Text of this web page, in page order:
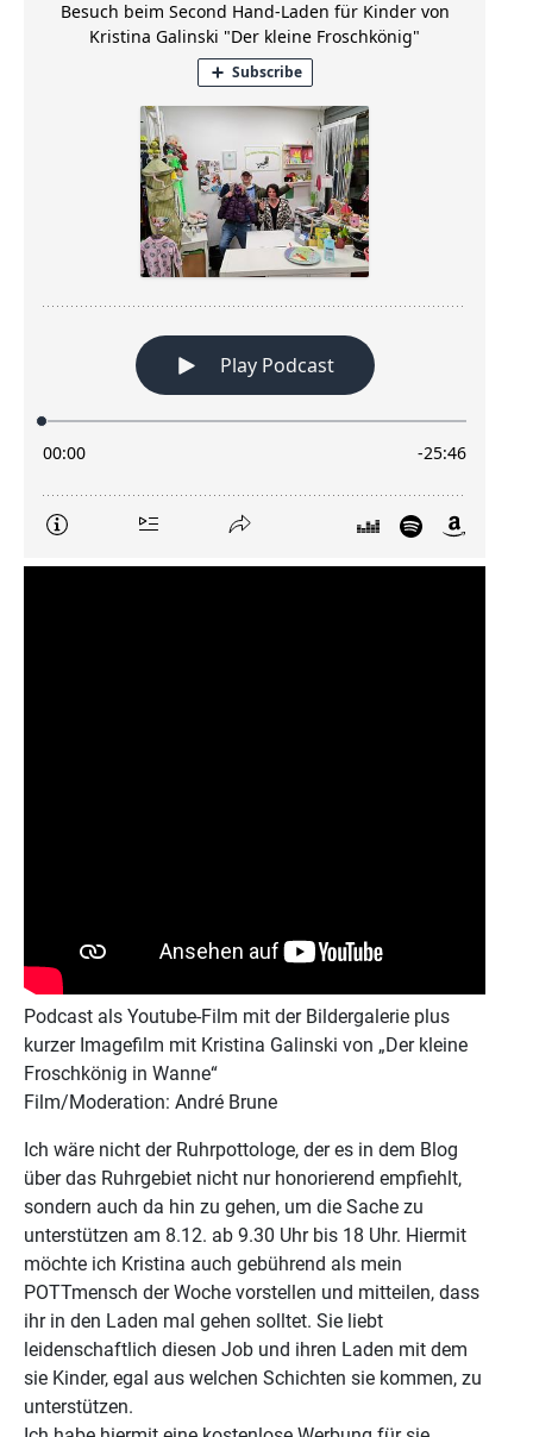
Podcast als Youtube-Film mit der Bildergalerie plus
kurzer Imagefilm mit Kristina Galinski von „Der kleine
Froschkönig in Wanne“
Film/Moderation: André Brune
Ich wäre nicht der Ruhrpottologe, der es in dem Blog
über das Ruhrgebiet nicht nur honorierend empfiehlt,
sondern auch da hin zu gehen, um die Sache zu
unterstützen am 8.12. ab 9.30 Uhr bis 18 Uhr. Hiermit
möchte ich Kristina auch gebührend als mein
POTTmensch der Woche vorstellen und mitteilen, dass
ihr in den Laden mal gehen solltet. Sie liebt
leidenschaftlich diesen Job und ihren Laden mit dem
sie Kinder, egal aus welchen Schichten sie kommen, zu
unterstützen.